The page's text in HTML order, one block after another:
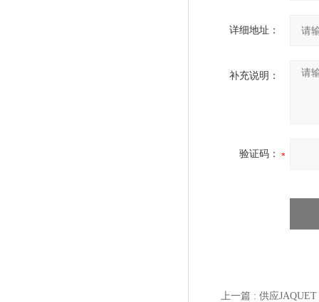
详细地址：
补充说明：
验证码：
上一篇 : 供应